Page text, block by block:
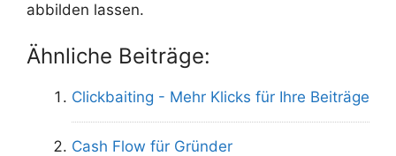
abbilden lassen.
Ähnliche Beiträge:
Clickbaiting - Mehr Klicks für Ihre Beiträge
Cash Flow für Gründer